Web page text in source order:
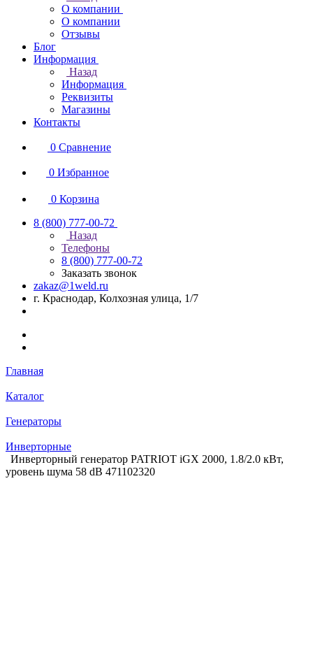
О компании
О компании
Отзывы
Блог
Информация
Назад
Информация
Реквизиты
Магазины
Контакты
0 Сравнение
0 Избранное
0 Корзина
8 (800) 777-00-72
Назад
Телефоны
8 (800) 777-00-72
Заказать звонок
zakaz@1weld.ru
г. Краснодар, Колхозная улица, 1/7
Главная
Каталог
Генераторы
Инверторные
Инверторный генератор PATRIOT iGX 2000, 1.8/2.0 кВт,
уровень шума 58 dB 471102320